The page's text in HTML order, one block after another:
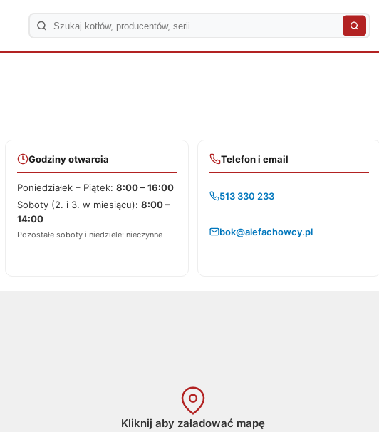
Godziny otwarcia
Poniedziałek – Piątek: 8:00 – 16:00
Soboty (2. i 3. w miesiącu): 8:00 –
14:00
Pozostałe soboty i niedziele: nieczynne
Telefon i email
513 330 233
bok@alefachowcy.pl
Kliknij aby załadować mapę